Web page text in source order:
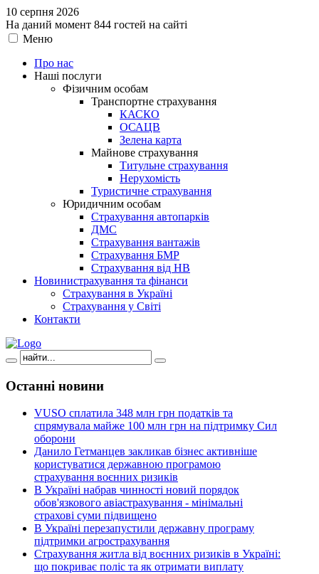
10 серпня 2026
На даний момент 844 гостей на сайті
Меню
Про нас
Наші послуги
Фізичним особам
Транспортне страхування
КАСКО
ОСАЦВ
Зелена карта
Майнове страхування
Титульне страхування
Нерухомість
Туристичне страхування
Юридичним особам
Страхування автопарків
ДМС
Страхування вантажів
Страхування БМР
Страхування від НВ
Новинистрахування та фінанси
Страхування в Україні
Страхування у Світі
Контакти
Останні новини
VUSO сплатила 348 млн грн податків та
спрямувала майже 100 млн грн на підтримку Сил
оборони
Данило Гетманцев закликав бізнес активніше
користуватися державною програмою
страхування воєнних ризиків
В Україні набрав чинності новий порядок
обов'язкового авіастрахування - мінімальні
страхові суми підвищено
В Україні перезапустили державну програму
підтримки агрострахування
Страхування житла від воєнних ризиків в Україні:
що покриває поліс та як отримати виплату